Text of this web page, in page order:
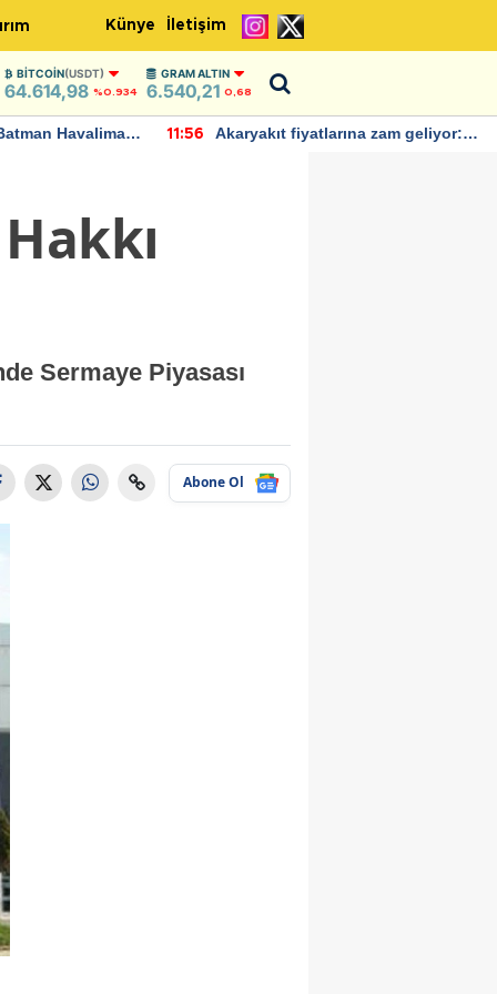
Künye İletişim
BITCOIN(USDT)
64.614,98 %0.934
GRAM ALTIN
6.540,21 0,68
Havalimanı
11:56
Akaryakıt fiyatlarına zam geliyor:
Sermaye Piyasası
Abone Ol